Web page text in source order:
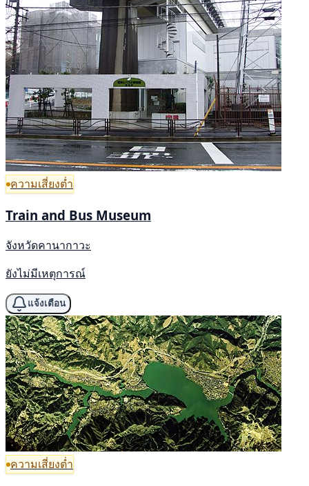
ความเสี่ยงต่ำ
Train and Bus Museum
จังหวัดคานากาวะ
ยังไม่มีเหตุการณ์
แจ้งเตือน
ความเสี่ยงต่ำ